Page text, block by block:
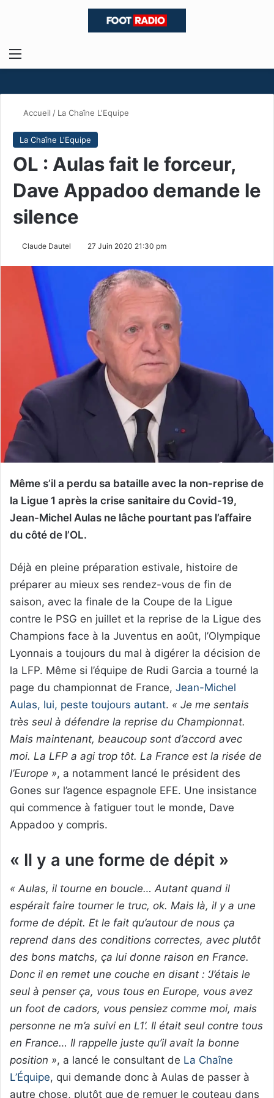
Menu
Accueil / La Chaîne L'Equipe
La Chaîne L'Equipe
OL : Aulas fait le forceur,
Dave Appadoo demande le
silence
Claude Dautel 27 Juin 2020 21:30 pm
Même s’il a perdu sa bataille avec la non-reprise de
la Ligue 1 après la crise sanitaire du Covid-19,
Jean-Michel Aulas ne lâche pourtant pas l’affaire
du côté de l’OL.
Déjà en pleine préparation estivale, histoire de
préparer au mieux ses rendez-vous de fin de
saison, avec la finale de la Coupe de la Ligue
contre le PSG en juillet et la reprise de la Ligue des
Champions face à la Juventus en août, l’Olympique
Lyonnais a toujours du mal à digérer la décision de
la LFP. Même si l’équipe de Rudi Garcia a tourné la
page du championnat de France, Jean-Michel
Aulas, lui, peste toujours autant. « Je me sentais
très seul à défendre la reprise du Championnat.
Mais maintenant, beaucoup sont d’accord avec
moi. La LFP a agi trop tôt. La France est la risée de
l’Europe », a notamment lancé le président des
Gones sur l’agence espagnole EFE. Une insistance
qui commence à fatiguer tout le monde, Dave
Appadoo y compris.
« Il y a une forme de dépit »
« Aulas, il tourne en boucle… Autant quand il
espérait faire tourner le truc, ok. Mais là, il y a une
forme de dépit. Et le fait qu’autour de nous ça
reprend dans des conditions correctes, avec plutôt
des bons matchs, ça lui donne raison en France.
Donc il en remet une couche en disant : ‘J’étais le
seul à penser ça, vous tous en Europe, vous avez
un foot de cadors, vous pensiez comme moi, mais
personne ne m’a suivi en L1’. Il était seul contre tous
en France… Il rappelle juste qu’il avait la bonne
position », a lancé le consultant de La Chaîne
L’Équipe, qui demande donc à Aulas de passer à
autre chose, plutôt que de remuer le couteau dans